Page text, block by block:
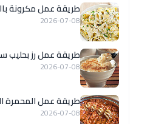
طريقة عمل مكرونة
2026-07-08
طريقة عمل رز بحليب سوري بـ
2026-07-08
طريقة عمل المحمرة
2026-07-08